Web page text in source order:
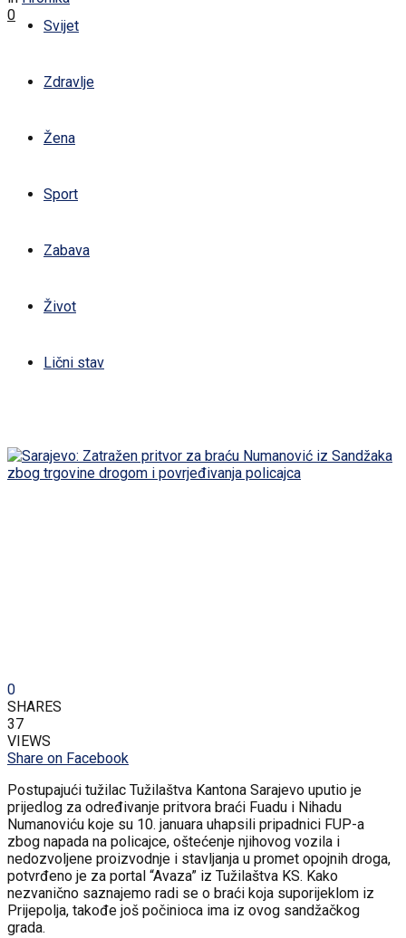
Svijet
Zdravlje
Žena
Sport
Zabava
Život
Lični stav
0
0
SHARES
37
VIEWS
Share on Facebook
Postupajući tužilac Tužilaštva Kantona Sarajevo uputio je
prijedlog za određivanje pritvora braći Fuadu i Nihadu
Numanoviću koje su 10. januara uhapsili pripadnici FUP-a
zbog napada na policajce, oštećenje njihovog vozila i
nedozvoljene proizvodnje i stavljanja u promet opojnih droga,
potvrđeno je za portal “Avaza” iz Tužilaštva KS. Kako
nezvanično saznajemo radi se o braći koja suporijeklom iz
Prijepolja, takođe još počinioca ima iz ovog sandžačkog
grada.